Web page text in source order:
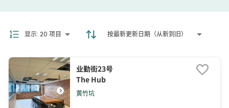
显示: 20 项目 按最新更新日期（从新到旧）
业勤街23号
The Hub
黄竹坑